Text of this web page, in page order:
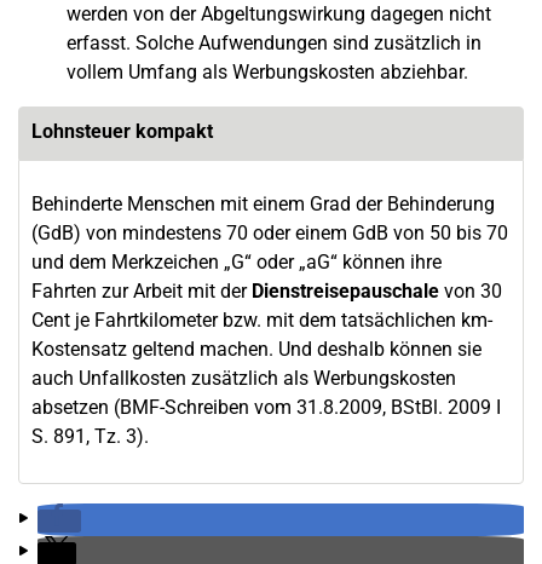
werden von der Abgeltungswirkung dagegen nicht
erfasst. Solche Aufwendungen sind zusätzlich in
vollem Umfang als Werbungskosten abziehbar.
Lohnsteuer kompakt
Behinderte Menschen mit einem Grad der Behinderung
(GdB) von mindestens 70 oder einem GdB von 50 bis 70
und dem Merkzeichen „G“ oder „aG“ können ihre
Fahrten zur Arbeit mit der Dienstreisepauschale von 30
Cent je Fahrtkilometer bzw. mit dem tatsächlichen km-
Kostensatz geltend machen. Und deshalb können sie
auch Unfallkosten zusätzlich als Werbungskosten
absetzen (BMF-Schreiben vom 31.8.2009, BStBl. 2009 I
S. 891, Tz. 3).